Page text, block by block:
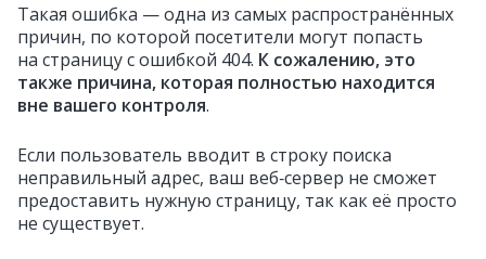
Такая ошибка — одна из самых распространённых
причин, по которой посетители могут попасть
на страницу с ошибкой 404. К сожалению, это
также причина, которая полностью находится
вне вашего контроля.
Если пользователь вводит в строку поиска
неправильный адрес, ваш веб‑сервер не сможет
предоставить нужную страницу, так как её просто
не существует.